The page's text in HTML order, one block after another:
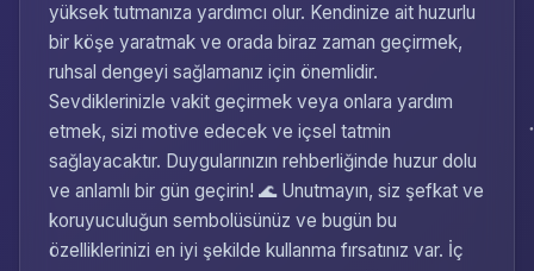
yüksek tutmanıza yardımcı olur. Kendinize ait huzurlu
bir köşe yaratmak ve orada biraz zaman geçirmek,
ruhsal dengeyi sağlamanız için önemlidir.
Sevdiklerinizle vakit geçirmek veya onlara yardım
etmek, sizi motive edecek ve içsel tatmin
sağlayacaktır. Duygularınızın rehberliğinde huzur dolu
ve anlamlı bir gün geçirin! 🌊 Unutmayın, siz şefkat ve
koruyuculuğun sembolüsünüz ve bugün bu
özelliklerinizi en iyi şekilde kullanma fırsatınız var. İç